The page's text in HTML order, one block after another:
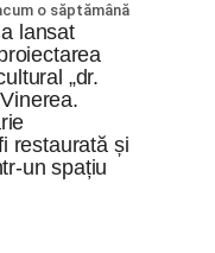
o săptămână
lansat
„dr.
restaurată și
un spațiu